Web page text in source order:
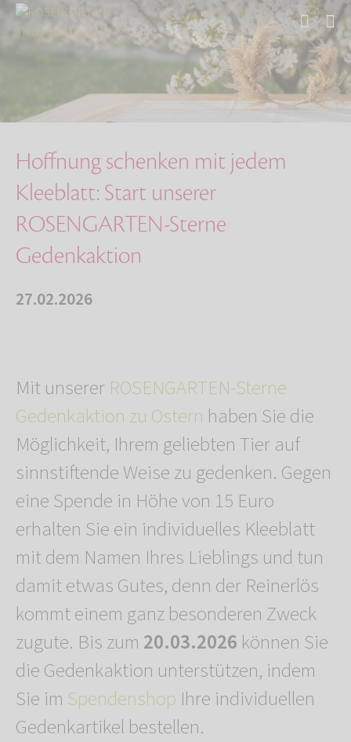
Über uns
Aktuelles
Hoffnung schenken mit jedem Kleeblatt: Start …
Hoffnung schenken mit jedem
Kleeblatt: Start unserer
ROSENGARTEN-Sterne
Gedenkaktion
27.02.2026
Mit unserer ROSENGARTEN-Sterne
Gedenkaktion zu Ostern haben Sie die
Möglichkeit, Ihrem geliebten Tier auf
sinnstiftende Weise zu gedenken. Gegen
eine Spende in Höhe von 15 Euro
erhalten Sie ein individuelles Kleeblatt
mit dem Namen Ihres Lieblings und tun
damit etwas Gutes, denn der Reinerlös
kommt einem ganz besonderen Zweck
zugute. Bis zum 20.03.2026 können Sie
die Gedenkaktion unterstützen, indem
Sie im Spendenshop Ihre individuellen
Gedenkartikel bestellen.